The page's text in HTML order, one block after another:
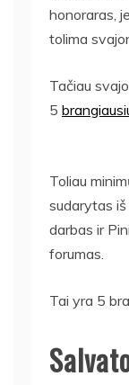
honoraras,
tolima
Tačiau
5
Toliau
sudarytas
darbas ir
forumas.
Tai yra 5